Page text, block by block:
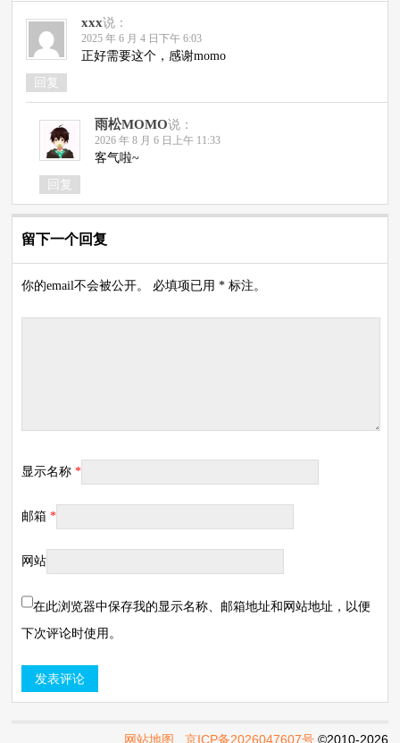
xxx说：
2025 年 6 月 4 日下午 6:03
正好需要这个，感谢momo
回复
雨松MOMO说：
2026 年 8 月 6 日上午 11:33
客气啦~
回复
留下一个回复
你的email不会被公开。 必填项已用 * 标注。
显示名称*
邮箱*
网站
在此浏览器中保存我的显示名称、邮箱地址和网站地址，以便
下次评论时使用。
网站地图 京ICP备2026047607号©2010-2026